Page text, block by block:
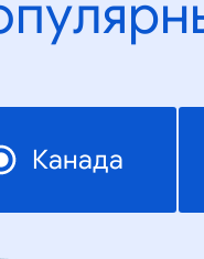
Канада